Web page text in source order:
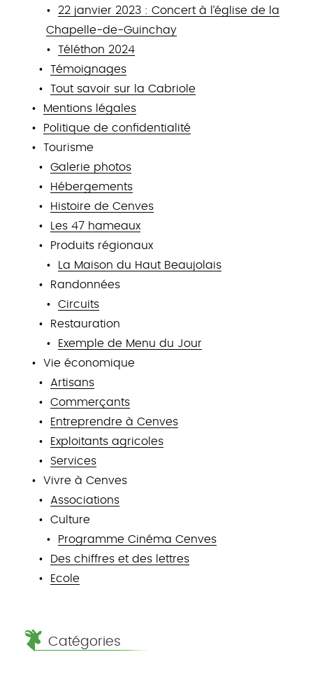
22 janvier 2023 : Concert à l’église de la
Chapelle-de-Guinchay
Téléthon 2024
Témoignages
Tout savoir sur la Cabriole
Mentions légales
Politique de confidentialité
Tourisme
Galerie photos
Hébergements
Histoire de Cenves
Les 47 hameaux
Produits régionaux
La Maison du Haut Beaujolais
Randonnées
Circuits
Restauration
Exemple de Menu du Jour
Vie économique
Artisans
Commerçants
Entreprendre à Cenves
Exploitants agricoles
Services
Vivre à Cenves
Associations
Culture
Programme Cinéma Cenves
Des chiffres et des lettres
Ecole
Catégories